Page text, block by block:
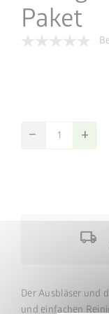
Paket
remove add
local_shipping
Der Ausbläser und
und einfachen